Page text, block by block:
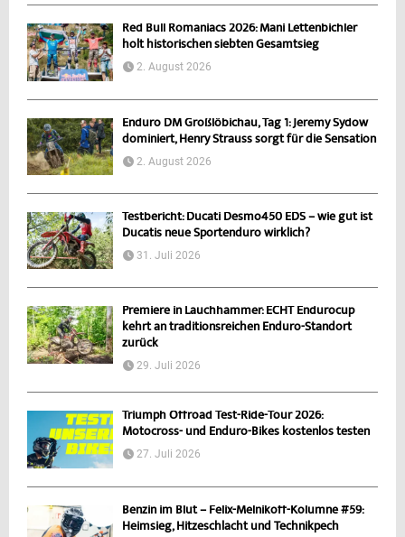
Red Bull Romaniacs 2026: Mani Lettenbichler
holt historischen siebten Gesamtsieg
2. August 2026
Enduro DM Großlöbichau, Tag 1: Jeremy Sydow
dominiert, Henry Strauss sorgt für die Sensation
2. August 2026
Testbericht: Ducati Desmo450 EDS – wie gut ist
Ducatis neue Sportenduro wirklich?
31. Juli 2026
Premiere in Lauchhammer: ECHT Endurocup
kehrt an traditionsreichen Enduro-Standort
zurück
29. Juli 2026
Triumph Offroad Test-Ride-Tour 2026:
Motocross- und Enduro-Bikes kostenlos testen
27. Juli 2026
Benzin im Blut – Felix-Melnikoff-Kolumne #59:
Heimsieg, Hitzeschlacht und Technikpech